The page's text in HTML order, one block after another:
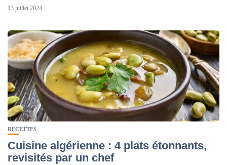
13 juillet 2024
RECETTES
Cuisine algérienne : 4 plats étonnants,
revisités par un chef